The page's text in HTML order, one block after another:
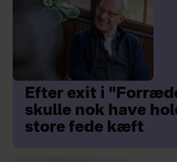
Efter exit i
skulle nok have
store fede kæft